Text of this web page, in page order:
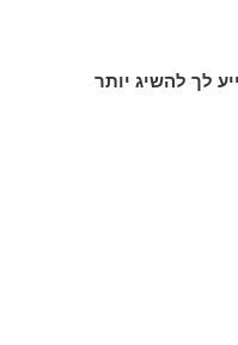
לך להשיג יותר